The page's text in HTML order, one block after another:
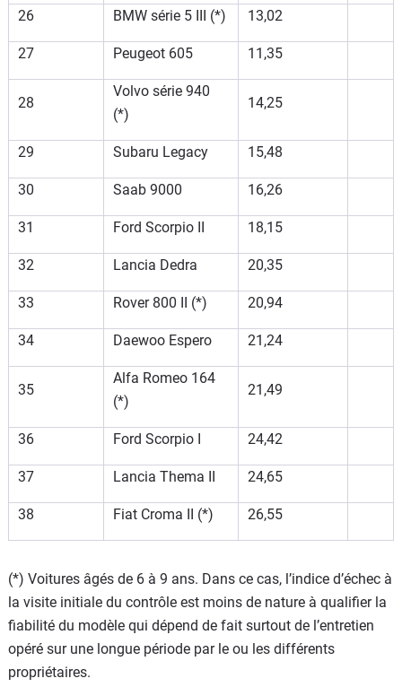
26 BMW série 5 III (*) 13,02
27 Peugeot 605 11,35
28
Volvo série 940
(*)
14,25
29 Subaru Legacy 15,48
30 Saab 9000 16,26
31 Ford Scorpio II 18,15
32 Lancia Dedra 20,35
33 Rover 800 II (*) 20,94
34 Daewoo Espero 21,24
35
Alfa Romeo 164
(*)
21,49
36 Ford Scorpio I 24,42
37 Lancia Thema II 24,65
38 Fiat Croma II (*) 26,55
(*) Voitures âgés de 6 à 9 ans. Dans ce cas, l’indice d’échec à
la visite initiale du contrôle est moins de nature à qualifier la
fiabilité du modèle qui dépend de fait surtout de l’entretien
opéré sur une longue période par le ou les différents
propriétaires.